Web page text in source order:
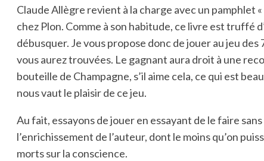
Claude Allègre revient à la charge avec un pamphlet
chez Plon. Comme à son habitude, ce livre est truffé
débusquer. Je vous propose donc de jouer au jeu
vous aurez trouvées. Le gagnant aura droit à une
bouteille de Champagne, s’il aime cela, ce qui est
nous vaut le plaisir de ce jeu.
Au fait, essayons de jouer en essayant de le faire
l’enrichissement de l’auteur, dont le moins qu’on
morts sur la conscience.